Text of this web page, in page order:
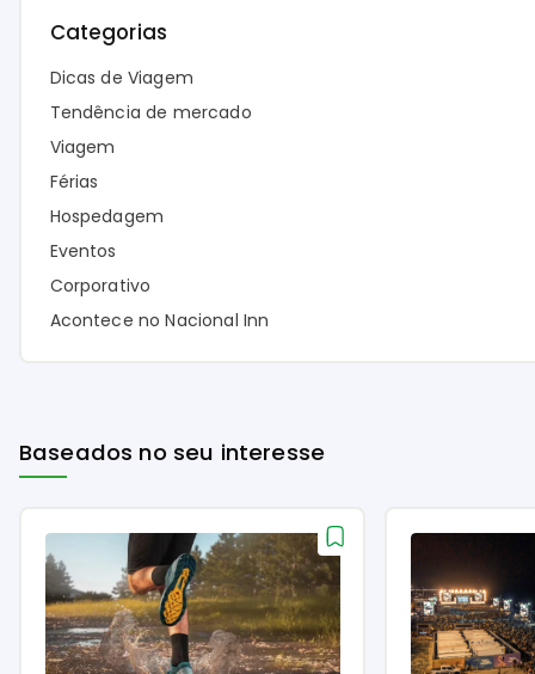
Categorias
Dicas de Viagem
Tendência de mercado
Viagem
Férias
Hospedagem
Eventos
Corporativo
Acontece no Nacional Inn
Baseados no seu interesse